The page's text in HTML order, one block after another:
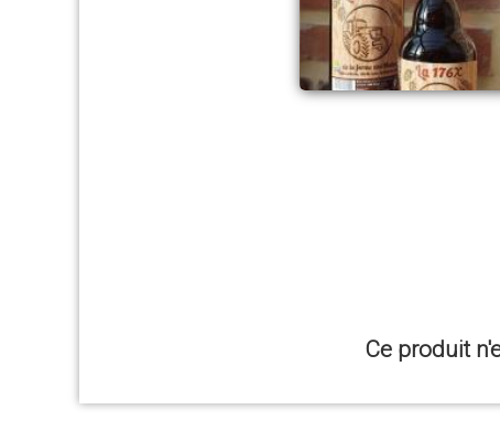
Ce produit